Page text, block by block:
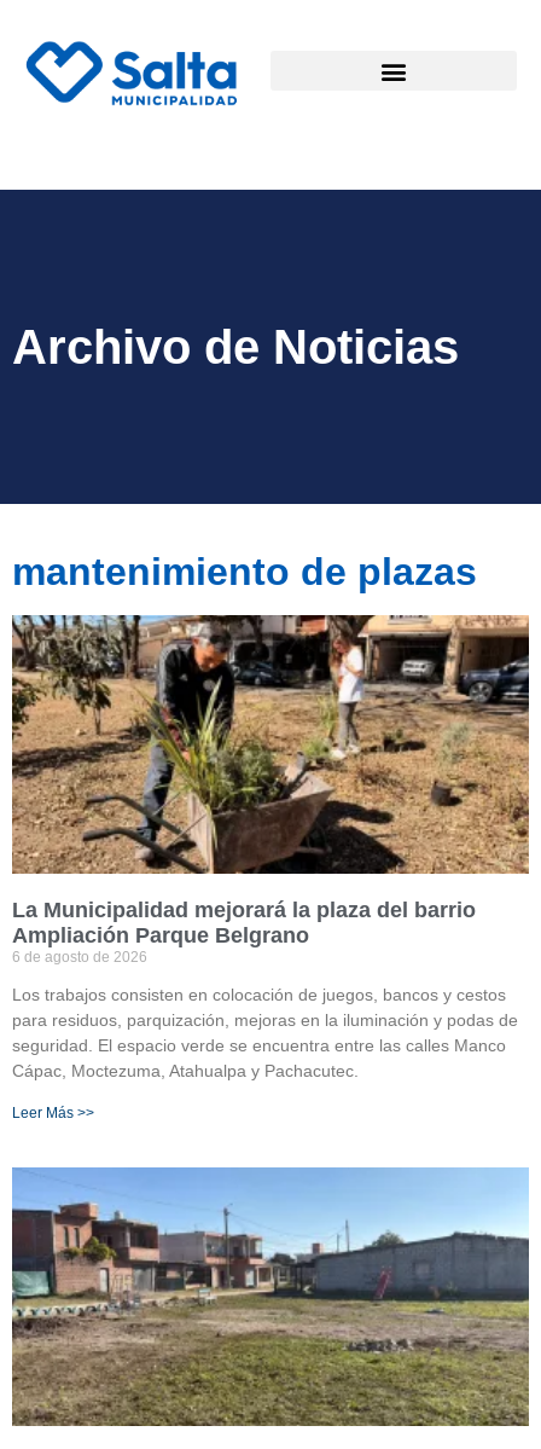
Archivo de Noticias
mantenimiento de plazas
La Municipalidad mejorará la plaza del barrio
Ampliación Parque Belgrano
6 de agosto de 2026
Los trabajos consisten en colocación de juegos, bancos y cestos
para residuos, parquización, mejoras en la iluminación y podas de
seguridad. El espacio verde se encuentra entre las calles Manco
Cápac, Moctezuma, Atahualpa y Pachacutec.
Leer Más >>